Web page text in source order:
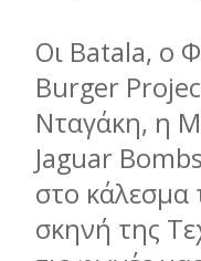
Οι Batala, ο
Burger
Νταγάκη, η
Jaguar
στο κάλεσµα
σκηνή της